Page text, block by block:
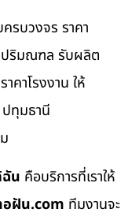
บวงจร ราคา
ปริมณฑล รับผลิต
คาโรงงาน ให้
ทุมธานี
น คือบริการที่เราให้
ฝัน.com ทีมงานจะ